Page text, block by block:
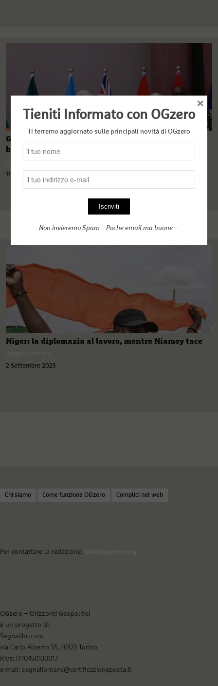
G20: l’Africa non è più nel menu ma ‘partecipa’ al
banchetto
Angelo Ferrari
11 Settembre 2023
Niger: la diplomazia al lavoro, mentre Niamey tace
2 Settembre 2023
Chi siamo Come funziona OGzero Complici nel web
Per contattare la redazione:
OGzero – Orizzonti Geopolitici
è un progetto di:
Segnalibro snc
via Carlo Alberto 55, 10123 Torino
P.iva: IT10450130017
e-mail: segnalibrosnc@certificazioneposta.it
Tieniti Informato con OGzero
Ti terremo aggiornato sulle principali novità di OGzero
Non invieremo Spam – Poche email ma buone –
×